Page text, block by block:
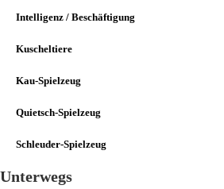
Intelligenz / Beschäftigung
Kuscheltiere
Kau-Spielzeug
Quietsch-Spielzeug
Schleuder-Spielzeug
Unterwegs